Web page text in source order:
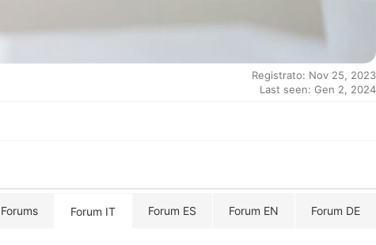
Registrato: Nov 25, 2023
Last seen: Gen 2, 2024
Forums Forum IT Forum ES Forum EN Forum DE